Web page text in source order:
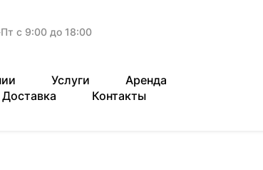
с 9:00 до 18:00
Услуги
Аренда
Контакты